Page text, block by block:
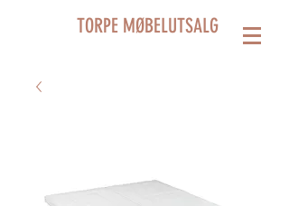
TORPE MØBELUTSALG